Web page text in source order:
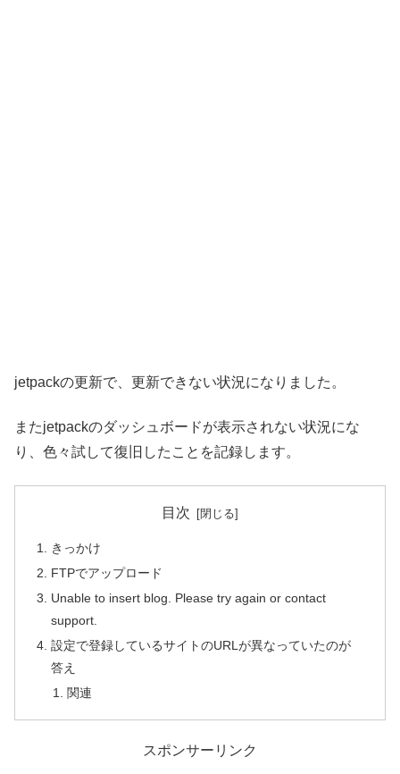
jetpackの更新で、更新できない状況になりました。
またjetpackのダッシュボードが表示されない状況にな
り、色々試して復旧したことを記録します。
目次
きっかけ
FTPでアップロード
Unable to insert blog. Please try again or contact
support.
設定で登録しているサイトのURLが異なっていたのが
答え
関連
スポンサーリンク